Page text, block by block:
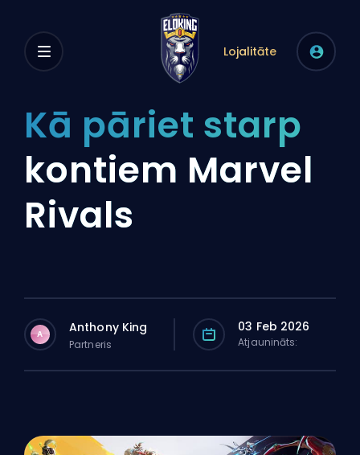
Lojalitāte
Kā pāriet starp
kontiem Marvel
Rivals
A Anthony King
Partneris
03 Feb 2026
Atjaunināts: